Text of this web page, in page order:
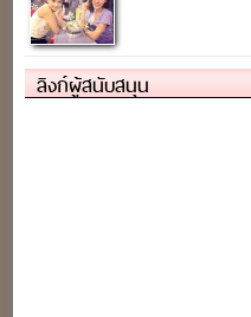
ลิงก์ผู้สนับสนุน